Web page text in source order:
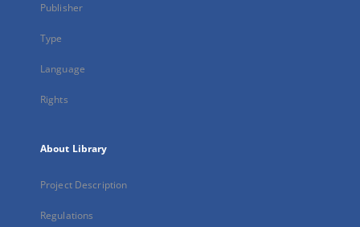
Publisher
Type
Language
Rights
About Library
Project Description
Regulations